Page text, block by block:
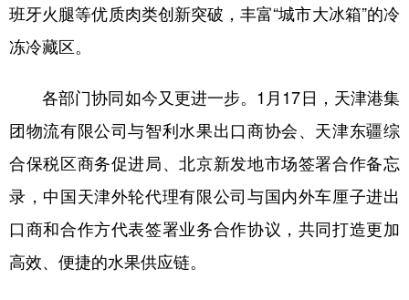
班牙火腿等优质肉类创新突破，丰富“城市大冰箱”的冷
冻冷藏区。
各部门协同如今又更进一步。1月17日，天津港集
团物流有限公司与智利水果出口商协会、天津东疆综
合保税区商务促进局、北京新发地市场签署合作备忘
录，中国天津外轮代理有限公司与国内外车厘子进出
口商和合作方代表签署业务合作协议，共同打造更加
高效、便捷的水果供应链。